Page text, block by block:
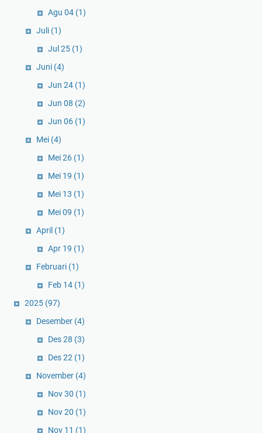
Agu 04 (1)
Juli (1)
Jul 25 (1)
Juni (4)
Jun 24 (1)
Jun 08 (2)
Jun 06 (1)
Mei (4)
Mei 26 (1)
Mei 19 (1)
Mei 13 (1)
Mei 09 (1)
April (1)
Apr 19 (1)
Februari (1)
Feb 14 (1)
2025 (97)
Desember (4)
Des 28 (3)
Des 22 (1)
November (4)
Nov 30 (1)
Nov 20 (1)
Nov 11 (1)